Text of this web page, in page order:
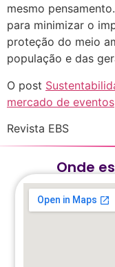
mesmo
para minimizar o
proteção do meio
população e das
O post
mercado de eventos
Revista EBS
Onde